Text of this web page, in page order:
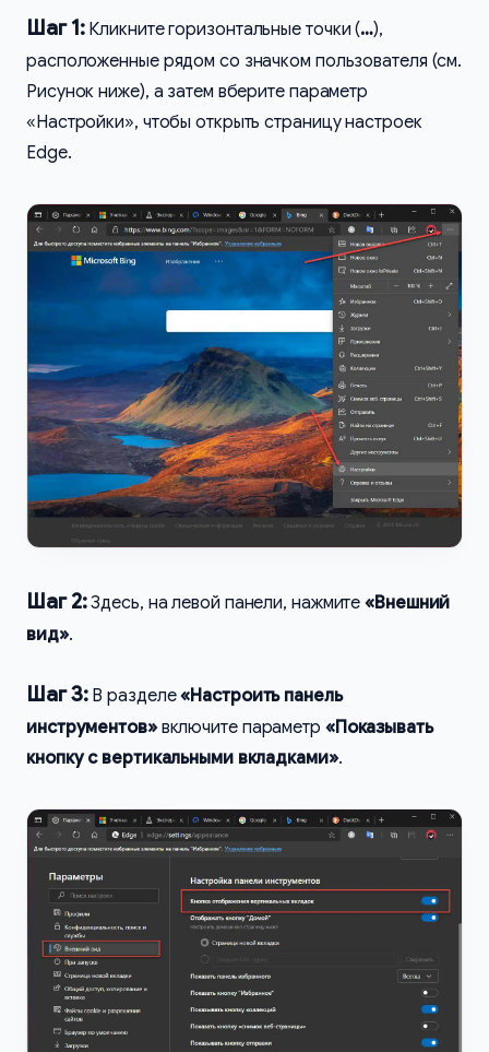
Шаг 1: Кликните горизонтальные точки (…),
расположенные рядом со значком пользователя (см.
Рисунок ниже), а затем вберите параметр
«Настройки», чтобы открыть страницу настроек
Edge.
Шаг 2:Здесь, на левой панели, нажмите«Внешний
вид».
Шаг 3: В разделе«Настроить панель
инструментов»включите параметр «Показывать
кнопку с вертикальными вкладками».